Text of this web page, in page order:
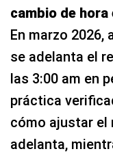
cambio de hora
En marzo 2026,
se adelanta el
las 3:00 am en
práctica
cómo ajustar el
adelanta,